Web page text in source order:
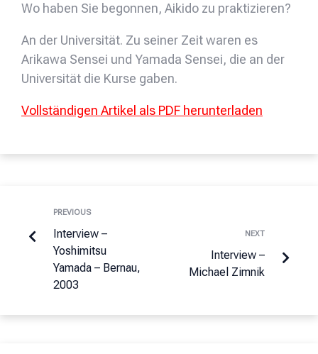
Wo haben Sie begonnen, Aikido zu praktizieren?
An der Universität. Zu seiner Zeit waren es
Arikawa Sensei und Yamada Sensei, die an der
Universität die Kurse gaben.
Vollständigen Artikel als PDF herunterladen
PREVIOUS
Interview –
Yoshimitsu
Yamada – Bernau,
2003
NEXT
Interview –
Michael Zimnik